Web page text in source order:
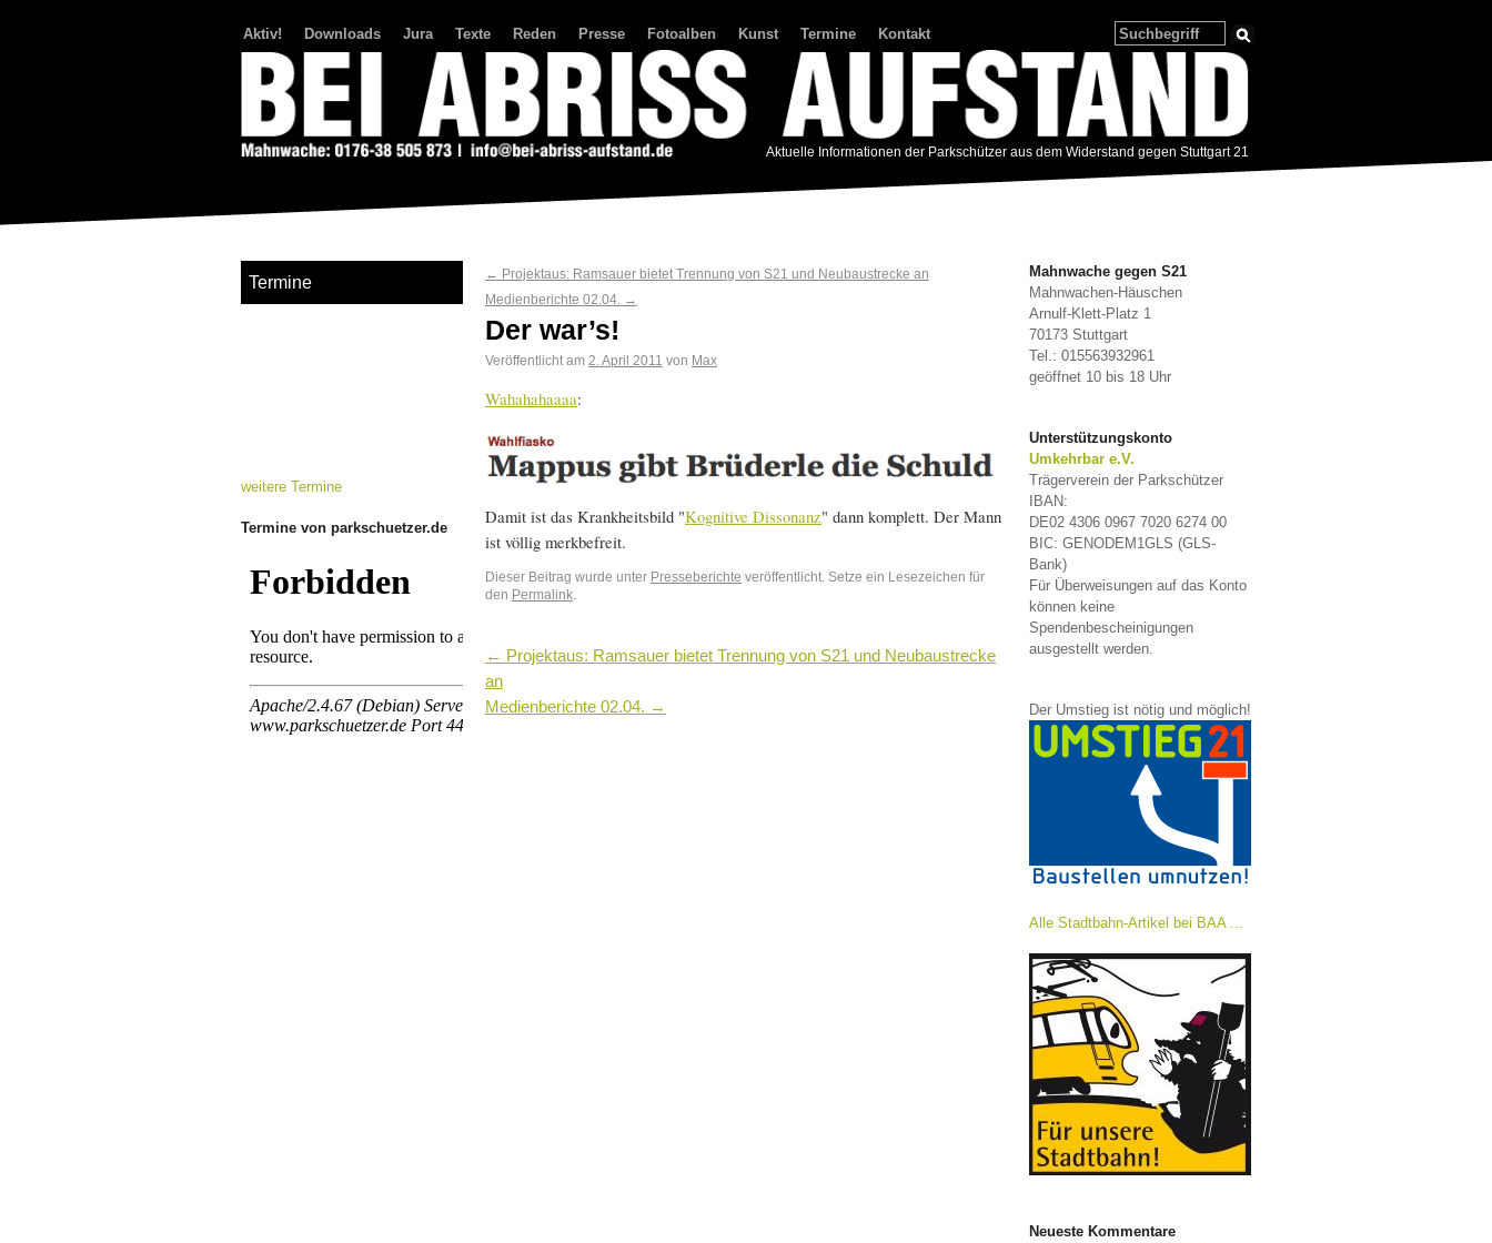
Aktiv! Downloads Jura Texte Reden Presse Fotoalben Kunst Termine Kontakt
Aktuelle Informationen der Parkschützer aus dem Widerstand gegen Stuttgart 21
← Projektaus: Ramsauer bietet Trennung von S21 und Neubaustrecke an
Medienberichte 02.04.
→
Der war’s!
Veröffentlicht am 2. April 2011 von Max
Wahahahaaaa:
Damit ist das Krankheitsbild "Kognitive Dissonanz" dann komplett. Der Mann
ist völlig merkbefreit.
Dieser Beitrag wurde unter Presseberichte veröffentlicht. Setze ein Lesezeichen für
den Permalink
← Projektaus: Ramsauer bietet Trennung von S21 und Neubaustrecke
an
Medienberichte 02.04. →
Termine
weitere Termine
Termine von parkschuetzer.de
Mahnwache gegen S21
Mahnwachen-Häuschen
Arnulf-Klett-Platz 1
70173 Stuttgart
Tel.: 015563932961
geöffnet 10 bis 18 Uhr
Unterstützungskonto
Umkehrbar e.V.
Trägerverein der Parkschützer
IBAN:
DE02 4306 0967 7020 6274 00
BIC: GENODEM1GLS (GLS-
Bank)
Für Überweisungen auf das Konto
können keine
Spendenbescheinigungen
ausgestellt werden.
Der Umstieg ist nötig und möglich!
Alle Stadtbahn-Artikel bei BAA ...
Neueste Kommentare